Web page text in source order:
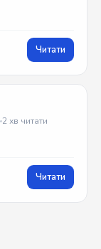
Читати
2 хв читати
Читати